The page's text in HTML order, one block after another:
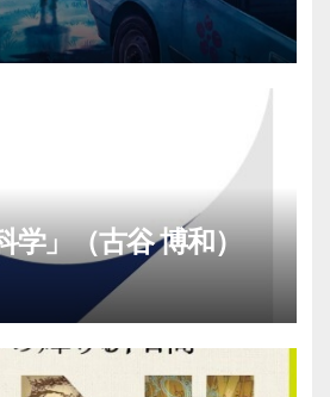
学」（古谷 博和）